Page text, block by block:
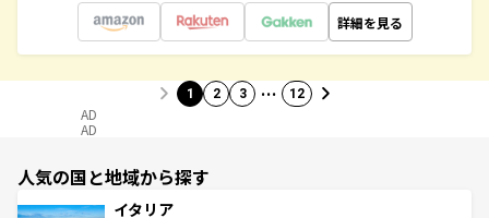
詳細を見る
1 2 3 … 12
AD
AD
人気の国と地域から探す
イタリア